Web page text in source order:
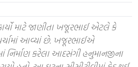
માટે જાણીતા ખજૂરભાઈ એટલે કે
આવ્યાં છે. ખજૂરભાઈએ
કરેલા આદસંગી હનુમાનજીના